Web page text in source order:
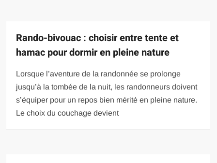
Rando-bivouac : choisir entre tente et
hamac pour dormir en pleine nature
Lorsque l’aventure de la randonnée se prolonge
jusqu’à la tombée de la nuit, les randonneurs doivent
s’équiper pour un repos bien mérité en pleine nature.
Le choix du couchage devient